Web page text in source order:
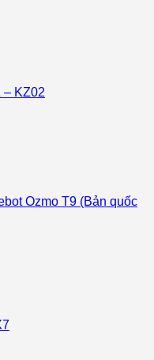
– KZ02
Ozmo T9 (Bản quốc